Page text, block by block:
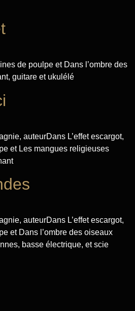
de poulpe et Dans l’ombre des
guitare et ukulélé
auteurDans L’effet escargot,
et Les mangues religieuses
auteurDans L’effet escargot,
et Dans l’ombre des oiseaux
basse électrique, et scie